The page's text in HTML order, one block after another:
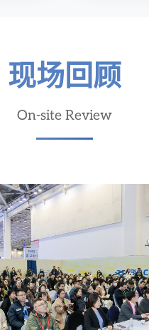
现场回顾
On-site Review